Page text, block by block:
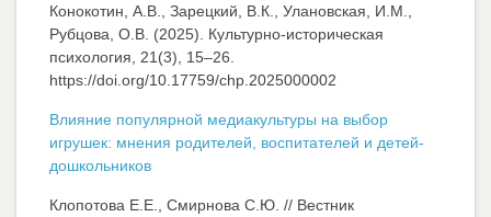
Конокотин, А.В., Зарецкий, В.К., Улановская, И.М.,
Рубцова, О.В. (2025). Культурно-историческая
психология, 21(3), 15–26.
https://doi.org/10.17759/chp.2025000002
Влияние популярной медиакультуры на выбор
игрушек: мнения родителей, воспитателей и детей-
дошкольников
Клопотова Е.Е., Смирнова С.Ю. // Вестник